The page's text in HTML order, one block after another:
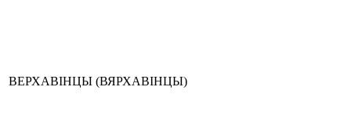
ВЕРХАВІНЦЫ (ВЯРХАВІНЦЫ)